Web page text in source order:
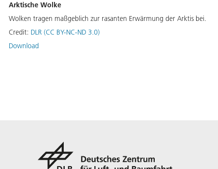
Arktische Wolke
Wolken tragen maßgeblich zur rasanten Erwärmung der Arktis bei.
Credit: DLR (CC BY-NC-ND 3.0)
Download